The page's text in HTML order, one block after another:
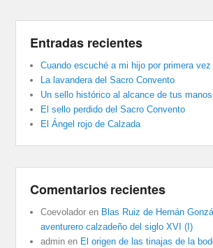
Entradas recientes
Cuando escuché a mi hijo por primera vez
La lavandera del Sacro Convento
Un sello histórico al alcance de tus manos
El sello perdido del Sacro Convento
El Ángel rojo de Calzada
Comentarios recientes
Coevolador en Blas Ruiz de Hernán
aventurero calzadeño del siglo XVI (I)
admin en El origen de las tinajas de la